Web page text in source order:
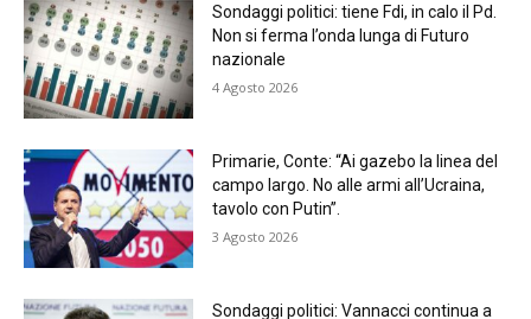
Sondaggi politici: tiene Fdi, in calo il Pd.
Non si ferma l’onda lunga di Futuro
nazionale
4 Agosto 2026
Primarie, Conte: “Ai gazebo la linea del
campo largo. No alle armi all’Ucraina,
tavolo con Putin”.
3 Agosto 2026
Sondaggi politici: Vannacci continua a